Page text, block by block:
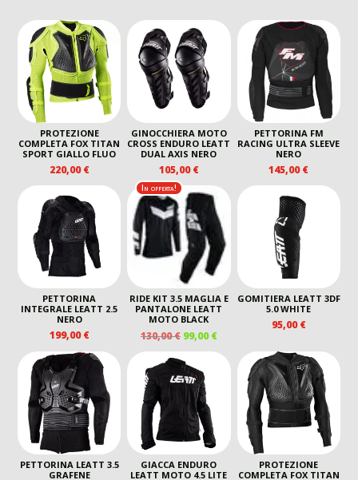
PROTEZIONE
COMPLETA FOX TITAN
SPORT GIALLO FLUO
220,00€
GINOCCHIERA MOTO
CROSS ENDURO LEATT
DUAL AXIS NERO
105,00€
PETTORINA FM
RACING ULTRA SLEEVE
NERO
145,00€
PETTORINA
INTEGRALE LEATT 2.5
NERO
199,00€
In offerta!
RIDE KIT 3.5 MAGLIA E
PANTALONE LEATT
MOTO BLACK
130,00€ IL
PREZZO
ORIGINALE
ERA:
130,00 €.
99,00€IL
PREZZO
ATTUALE
99,00 €.
GOMITIERA LEATT 3DF
5.0 WHITE
95,00€
PETTORINA LEATT 3.5
GRAFENE
GIACCA ENDURO
LEATT MOTO 4.5 LITE
PROTEZIONE
COMPLETA FOX TITAN